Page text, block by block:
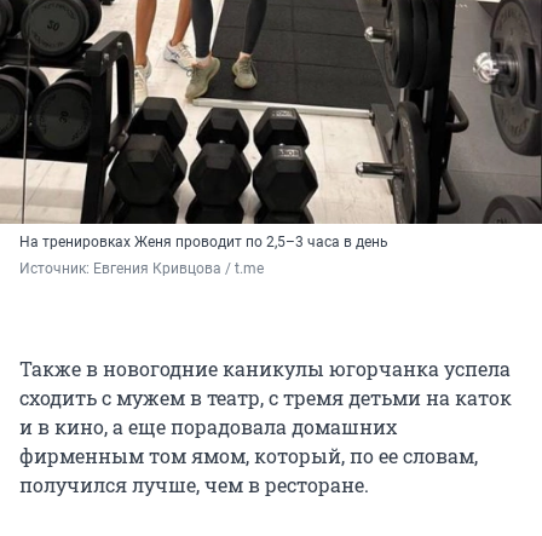
На тренировках Женя проводит по 2,5–3 часа в день
Источник: Евгения Кривцова / t.me
Также в новогодние каникулы югорчанка успела
сходить с мужем в театр, с тремя детьми на каток
и в кино, а еще порадовала домашних
фирменным том ямом, который, по ее словам,
получился лучше, чем в ресторане.